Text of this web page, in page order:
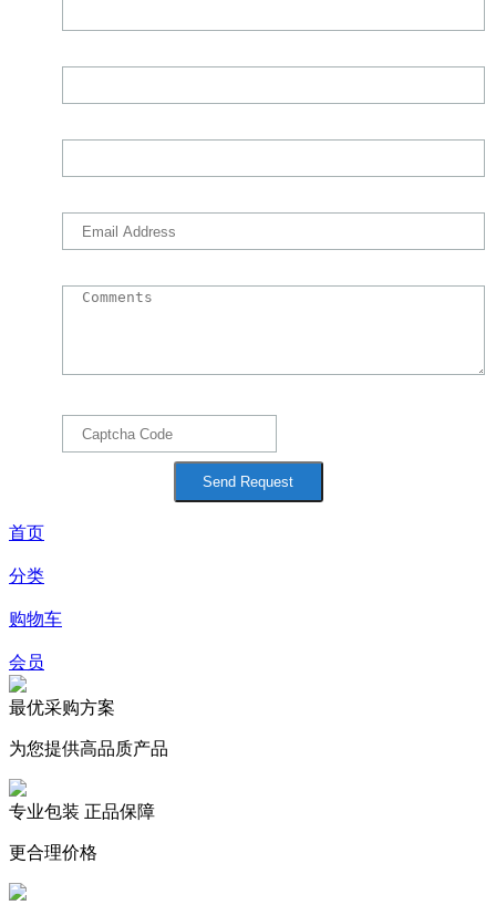
首页
分类
购物车
会员
最优采购方案
为您提供高品质产品
专业包装 正品保障
更合理价格